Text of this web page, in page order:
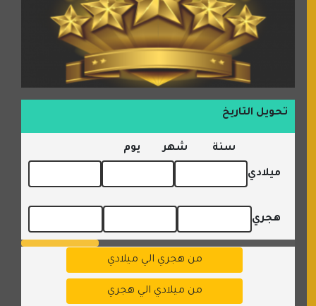
تحويل التاريخ
سنة شهر يوم
ميلادي
هجري
من هجري الي ميلادي
من ميلادي الي هجري